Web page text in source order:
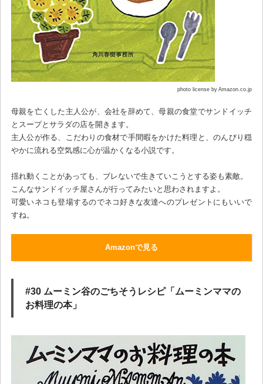
photo license by Amazon.co.jp
母親を亡くした主人公が、会社を辞めて、母親の食堂でサンドイッチ
とスープとサラダの店を開きます。
主人公が作る、こだわりの食材で手間暇をかけた料理と、のんびり穏
やかに流れる空気感に心が温かくなる小説です。
揺れ動くことがあっても、ブレないで生きていこうとする姿も素敵。
こんなサンドイッチ屋さんが行ってみたいと思わされますよ。
可愛いネコも登場するのでネコ好きな友達へのプレゼントにもいいで
すね。
Amazonで見る
#30 ムーミン谷のごちそうレシピ「ムーミンママの
お料理の本」